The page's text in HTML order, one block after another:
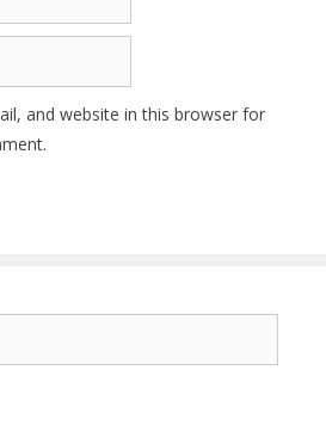
and website in this browser for